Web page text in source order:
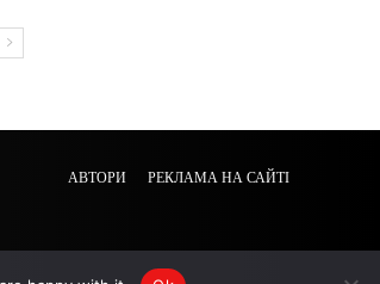
АВТОРИ РЕКЛАМА НА САЙТІ